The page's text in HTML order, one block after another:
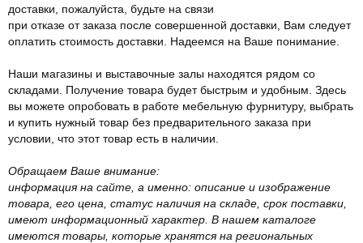
доставки, пожалуйста, будьте на связи
при отказе от заказа после совершенной доставки, Вам следует
оплатить стоимость доставки. Надеемся на Ваше понимание.
Наши магазины и выставочные залы находятся рядом со
складами. Получение товара будет быстрым и удобным. Здесь
вы можете опробовать в работе мебельную фурнитуру, выбрать
и купить нужный товар без предварительного заказа при
условии, что этот товар есть в наличии.
Обращаем Ваше внимание:
информация на сайте, а именно: описание и изображение
товара, его цена, статус наличия на складе, срок поставки,
имеют информационный характер. В нашем каталоге
имеются товары, которые хранятся на региональных